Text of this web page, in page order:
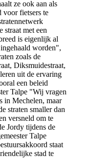
ze ook aan als
voor fietsers te
straat met een
is eigenlijk al
worden",
zoals de
Diksmuidestraat,
uit de ervaring
een beleid
Talpe "Wij vragen
in Mechelen, maar
straten smaller dan
versneld om te
Jordy tijdens de
Talpe
staat
stad te